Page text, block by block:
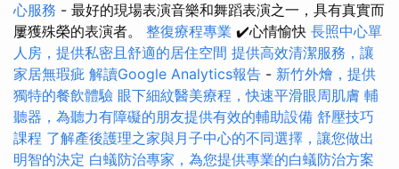
心服務 - 最好的現場表演音樂和舞蹈表演之一，具有真實而
屢獲殊榮的表演者。 整復療程專業 ✔️心情愉快 長照中心單
人房，提供私密且舒適的居住空間 提供高效清潔服務，讓
家居無瑕疵 解讀Google Analytics報告 - 新竹外燴，提供
獨特的餐飲體驗 眼下細紋醫美療程，快速平滑眼周肌膚 輔
聽器，為聽力有障礙的朋友提供有效的輔助設備 舒壓技巧
課程 了解產後護理之家與月子中心的不同選擇，讓您做出
明智的決定 白蟻防治專家，為您提供專業的白蟻防治方案